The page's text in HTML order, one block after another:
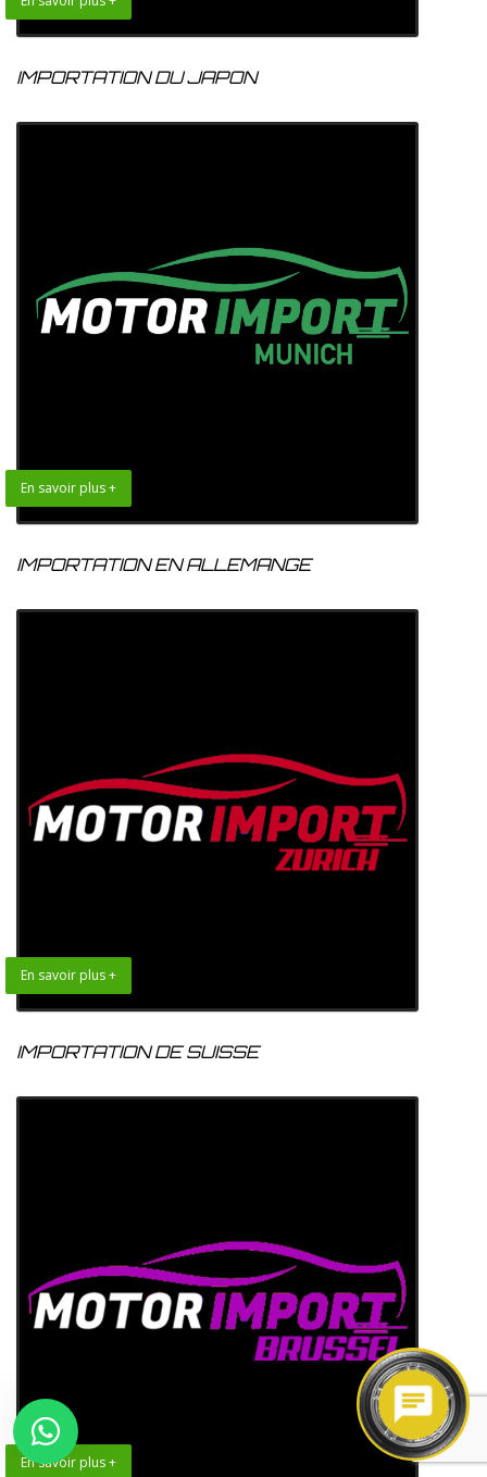
IMPORTATION DU JAPON
En savoir plus +
IMPORTATION EN ALLEMANGE
En savoir plus +
IMPORTATION DE SUISSE
En savoir plus +